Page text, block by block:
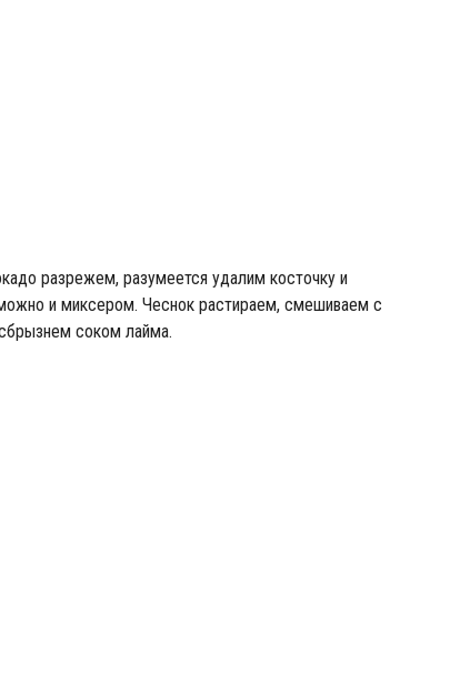
разрежем, разумеется удалим косточку и
и миксером. Чеснок растираем, смешиваем с
соком лайма.